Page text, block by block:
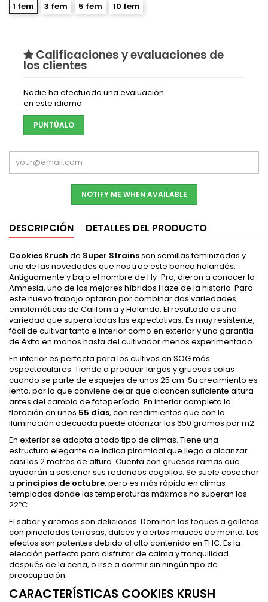
1 fem
3 fem 5 fem 10 fem
Calificaciones y evaluaciones de
los clientes
Nadie ha efectuado una evaluación
en este idioma
PUNTÚALO
NOTIFY ME WHEN AVAILABLE
DESCRIPCIÓN DETALLES DEL PRODUCTO
Cookies Krush de Super Strainsson semillas feminizadas y
una de las novedades que nos trae este banco holandés.
Antiguamente y bajo el nombre de Hy-Pro, dieron a conocer la
Amnesia, uno de los mejores híbridos Haze de la historia. Para
este nuevo trabajo optaron por combinar dos variedades
emblemáticas de California y Holanda. El resultado es una
variedad que supera todas las expectativas. Es muy resistente,
fácil de cultivar tanto e interior como en exterior y una garantía
de éxito en manos hasta del cultivador menos experimentado.
En interior es perfecta para los cultivos en SOGmás
espectaculares. Tiende a producir largas y gruesas colas
cuando se parte de esquejes de unos 25 cm. Su crecimiento es
lento, por lo que conviene dejar que alcancen suficiente altura
antes del cambio de fotoperíodo. En interior completa la
floración en unos 55 días, con rendimientos que con la
iluminación adecuada puede alcanzar los 650 gramos por m2.
En exterior se adapta a todo tipo de climas. Tiene una
estructura elegante de índica piramidal que llega a alcanzar
casi los 2 metros de altura. Cuenta con gruesas ramas que
ayudarán a sostener sus redondos cogollos. Se suele cosechar
a principios de octubre, pero es más rápida en climas
templados donde las temperaturas máximas no superan los
22ºC.
El sabor y aromas son deliciosos. Dominan los toques a galletas
con pinceladas terrosas, dulces y ciertos matices de menta. Los
efectos son potentes debido al alto contenido en THC. Es la
elección perfecta para disfrutar de calma y tranquilidad
después de la cena, o irse a dormir sin ningún tipo de
preocupación.
CARACTERÍSTICAS COOKIES KRUSH